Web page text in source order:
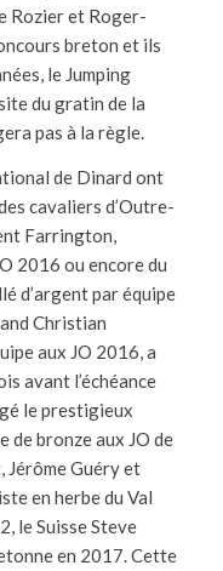
Rozier et Roger-
breton et ils
le Jumping
du gratin de la
pas à la règle.
de Dinard ont
cavaliers d’Outre-
Farrington,
2016 ou encore du
d’argent par équipe
Christian
aux JO 2016, a
avant l’échéance
le prestigieux
de bronze aux JO de
Jérôme Guéry et
en herbe du Val
le Suisse Steve
en 2017. Cette